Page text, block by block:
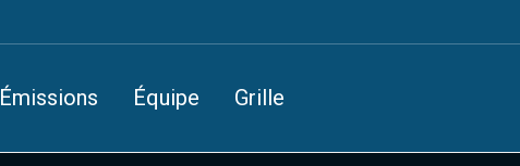
Émissions Équipe Grille